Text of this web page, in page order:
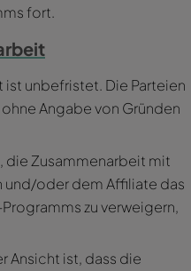
fort.
unbefristet. Die Parteien
Angabe von Gründen
die Zusammenarbeit mit
oder dem Affiliate das
zu verweigern,
Ansicht ist, dass die